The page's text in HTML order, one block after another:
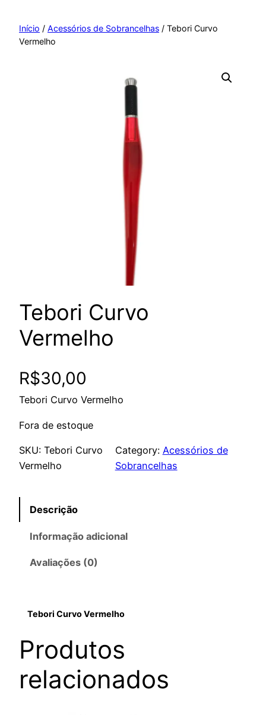
paraInício / Acessórios de Sobrancelhas / Tebori Curvo
Vermelho
Tebori Curvo
Vermelho
R$30,00
Tebori Curvo Vermelho
Fora de estoque
SKU: Tebori Curvo
Vermelho
Category: Acessórios de
Sobrancelhas
Descrição
Informação adicional
Avaliações (0)
Tebori Curvo Vermelho
Produtos
relacionados